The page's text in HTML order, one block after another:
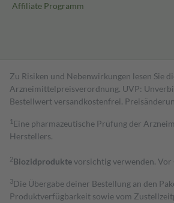
Affiliate Programm
Zu Risiken und Nebenwirkungen lesen Sie
Arzneimittelpreisverordnung. UVP:
Bestell­wert versand­kosten­frei.
1 Eine pharmazeutische Prüfung der
Herstellers.
2Biozidproduktevorsichtig verwenden.
3Die Übergabe deiner Bestellung an den
Produktverfügbarkeit sowie vom